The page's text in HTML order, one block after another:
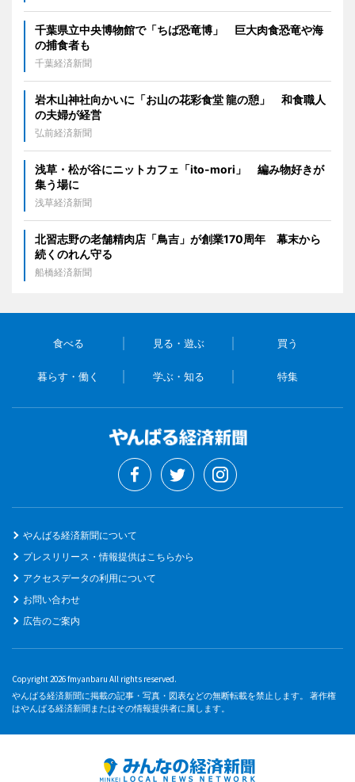
千葉県立中央博物館で「ちば恐竜博」 巨大肉食恐竜や海
の捕食者も
千葉経済新聞
岩木山神社向かいに「お山の花彩食堂 龍の憩」 和食職人
の夫婦が経営
弘前経済新聞
浅草・松が谷にニットカフェ「ito-mori」 編み物好きが
集う場に
浅草経済新聞
北習志野の老舗精肉店「鳥吉」が創業170周年 幕末から
続くのれん守る
船橋経済新聞
食べる 見る・遊ぶ 買う
暮らす・働く 学ぶ・知る 特集
やんばる経済新聞について
プレスリリース・情報提供はこちらから
アクセスデータの利用について
お問い合わせ
広告のご案内
Copyright 2026 fmyanbaru All rights reserved.
やんばる経済新聞に掲載の記事・写真・図表などの無断転載を禁止します。 著作権
はやんばる経済新聞またはその情報提供者に属します。